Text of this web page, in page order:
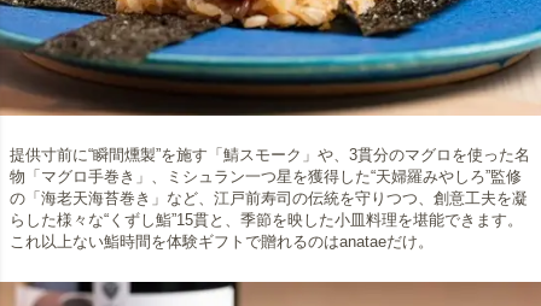
提供寸前に“瞬間燻製”を施す「鯖スモーク」や、3貫分のマグロを使った名
物「マグロ手巻き」、ミシュラン一つ星を獲得した“天婦羅みやしろ”監修
の「海老天海苔巻き」など、江戸前寿司の伝統を守りつつ、創意工夫を凝
らした様々な“くずし鮨”15貫と、季節を映した小皿料理を堪能できます。
これ以上ない鮨時間を体験ギフトで贈れるのはanataeだけ。